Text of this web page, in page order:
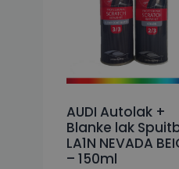
AUDI Autolak +
Blanke lak
LA1N NEVADA
– 150ml